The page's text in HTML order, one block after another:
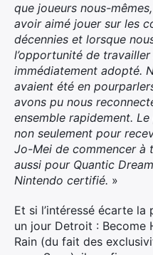
que joueurs nous-
avoir aimé jouer sur les
décennies et lorsque
l’opportunité de travailler
immédiatement adopté.
avaient été en
avons pu nous
ensemble rapidement.
non seulement pour
Jo-Mei de commencer à
aussi pour Quantic
Nintendo certifié. »
Et si l’intéressé écarte
un jour Detroit : Become
Rain (du fait des